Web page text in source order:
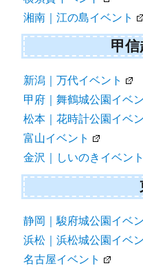
湘南｜江の島イベント
甲
新潟｜万代イベント
甲府｜舞鶴城公園イベ
松本｜花時計公園イベ
富山イベント
金沢｜しいのきイベント
静岡｜駿府城公園イベ
浜松｜浜松城公園イベ
名古屋イベント